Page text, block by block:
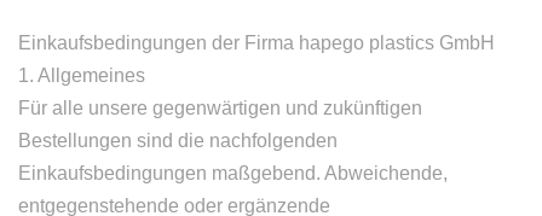
Einkaufsbedingungen der Firma hapego plastics GmbH
1. Allgemeines
Für alle unsere gegenwärtigen und zukünftigen
Bestellungen sind die nachfolgenden
Einkaufsbedingungen maßgebend. Abweichende,
entgegenstehende oder ergänzende